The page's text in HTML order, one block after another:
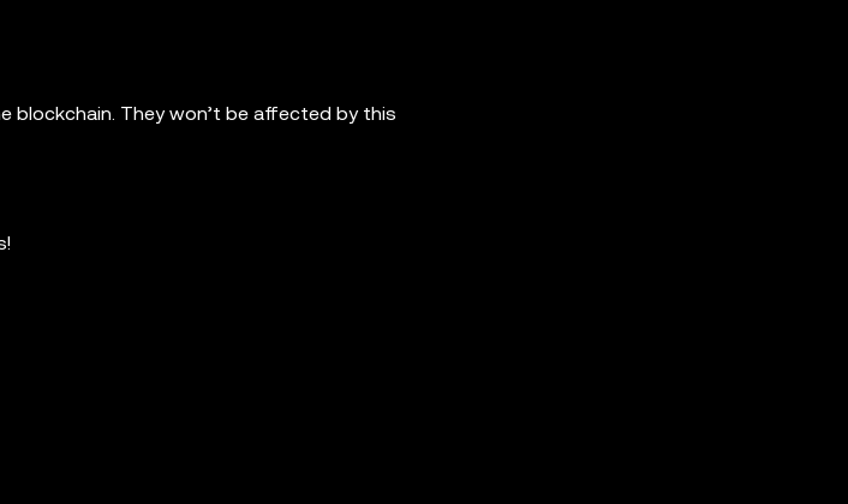
blockchain. They won’t be affected by this